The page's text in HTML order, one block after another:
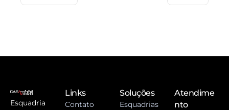
Esquadria
Links
Contato
Soluções
Esquadrias
Atendime
nto